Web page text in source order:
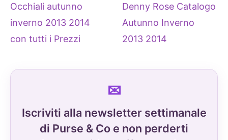
Occhiali autunno
inverno 2013 2014
con tutti i Prezzi
Denny Rose Catalogo
Autunno Inverno
2013 2014
Iscriviti alla newsletter settimanale
di Purse & Co e non perderti